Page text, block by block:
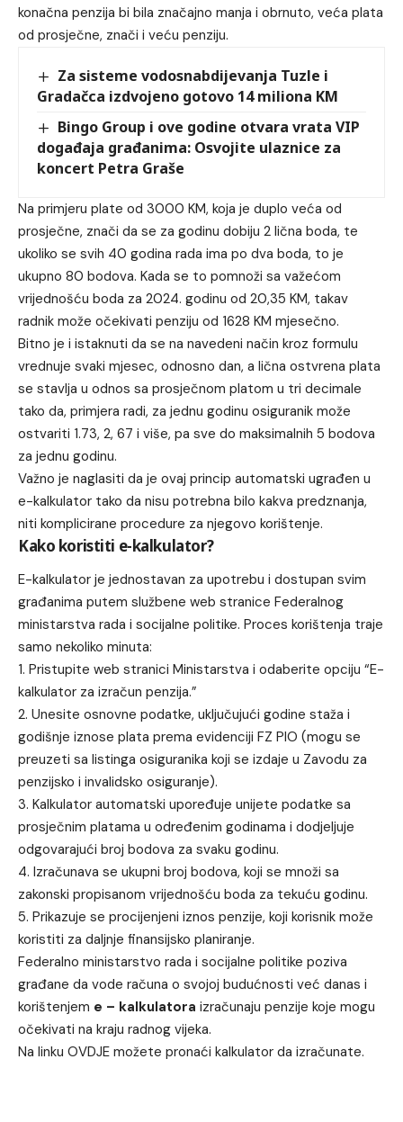
konačna penzija bi bila značajno manja i obrnuto, veća plata
od prosječne, znači i veću penziju.
Za sisteme vodosnabdijevanja Tuzle i
Gradačca izdvojeno gotovo 14 miliona KM
Bingo Group i ove godine otvara vrata VIP
događaja građanima: Osvojite ulaznice za
koncert Petra Graše
Na primjeru plate od 3000 KM, koja je duplo veća od
prosječne, znači da se za godinu dobiju 2 lična boda, te
ukoliko se svih 40 godina rada ima po dva boda, to je
ukupno 80 bodova. Kada se to pomnoži sa važećom
vrijednošću boda za 2024. godinu od 20,35 KM, takav
radnik može očekivati penziju od 1628 KM mjesečno.
Bitno je i istaknuti da se na navedeni način kroz formulu
vrednuje svaki mjesec, odnosno dan, a lična ostvrena plata
se stavlja u odnos sa prosječnom platom u tri decimale
tako da, primjera radi, za jednu godinu osiguranik može
ostvariti 1.73, 2, 67 i više, pa sve do maksimalnih 5 bodova
za jednu godinu.
Važno je naglasiti da je ovaj princip automatski ugrađen u
e-kalkulator tako da nisu potrebna bilo kakva predznanja,
niti komplicirane procedure za njegovo korištenje.
Kako koristiti e-kalkulator?
E-kalkulator je jednostavan za upotrebu i dostupan svim
građanima putem službene web stranice Federalnog
ministarstva rada i socijalne politike. Proces korištenja traje
samo nekoliko minuta:
1. Pristupite web stranici Ministarstva i odaberite opciju “E-
kalkulator za izračun penzija.”
2. Unesite osnovne podatke, uključujući godine staža i
godišnje iznose plata prema evidenciji FZ PIO (mogu se
preuzeti sa listinga osiguranika koji se izdaje u Zavodu za
penzijsko i invalidsko osiguranje).
3. Kalkulator automatski upoređuje unijete podatke sa
prosječnim platama u određenim godinama i dodjeljuje
odgovarajući broj bodova za svaku godinu.
4. Izračunava se ukupni broj bodova, koji se množi sa
zakonski propisanom vrijednošću boda za tekuću godinu.
5. Prikazuje se procijenjeni iznos penzije, koji korisnik može
koristiti za daljnje finansijsko planiranje.
Federalno ministarstvo rada i socijalne politike poziva
građane da vode računa o svojoj budućnosti već danas i
korištenjem e – kalkulatora izračunaju penzije koje mogu
očekivati na kraju radnog vijeka.
Na linku OVDJE možete pronaći kalkulator da izračunate.